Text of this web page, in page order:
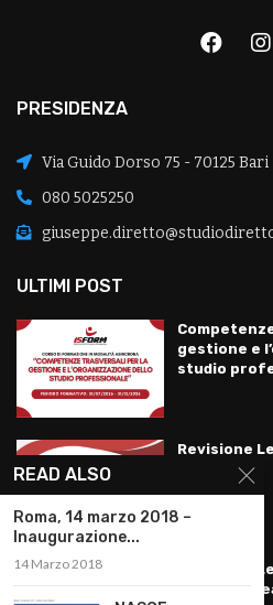
PRESIDENZA
Via Guido Dorso 75 - 70125 Bari
080 5025250
ULTIMI POST
gestione e
studio
Revisione
learning
Revisione
– Corso e-
READ ALSO
Roma, 14 marzo 2018 –
Inaugurazione...
14 Marzo 2018